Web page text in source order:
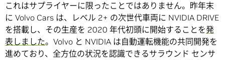
これはサプライヤーに限ったことではありません。昨年末
に Volvo Cars は、レベル 2+ の次世代車両に NVIDIA DRIVE
を搭載し、その生産を 2020 年代初頭に開始することを発
表しました。Volvo と NVIDIA は自動運転機能の共同開発を
進めており、全方位の状況を認識できるサラウンド センサ